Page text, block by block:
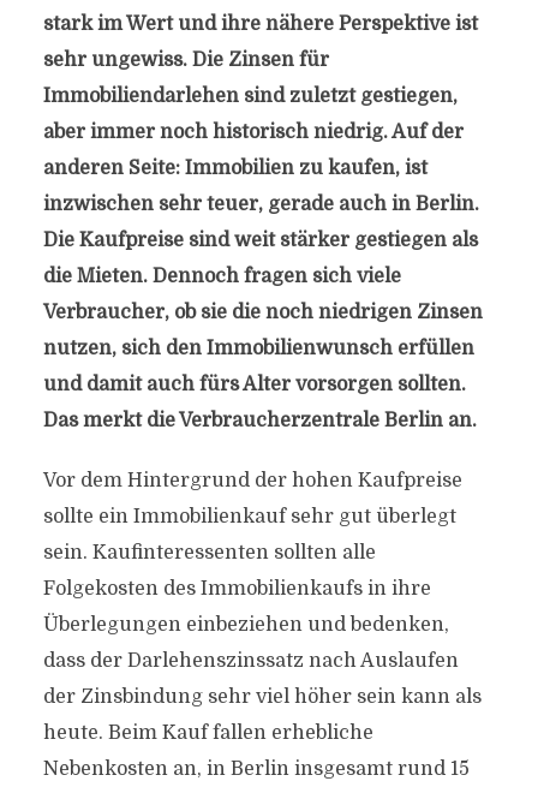
stark im Wert und ihre nähere Perspektive ist
sehr ungewiss. Die Zinsen für
Immobiliendarlehen sind zuletzt gestiegen,
aber immer noch historisch niedrig. Auf der
anderen Seite: Immobilien zu kaufen, ist
inzwischen sehr teuer, gerade auch in Berlin.
Die Kaufpreise sind weit stärker gestiegen als
die Mieten. Dennoch fragen sich viele
Verbraucher, ob sie die noch niedrigen Zinsen
nutzen, sich den Immobilienwunsch erfüllen
und damit auch fürs Alter vorsorgen sollten.
Das merkt die Verbraucherzentrale Berlin an.
Vor dem Hintergrund der hohen Kaufpreise
sollte ein Immobilienkauf sehr gut überlegt
sein. Kaufinteressenten sollten alle
Folgekosten des Immobilienkaufs in ihre
Überlegungen einbeziehen und bedenken,
dass der Darlehenszinssatz nach Auslaufen
der Zinsbindung sehr viel höher sein kann als
heute. Beim Kauf fallen erhebliche
Nebenkosten an, in Berlin insgesamt rund 15